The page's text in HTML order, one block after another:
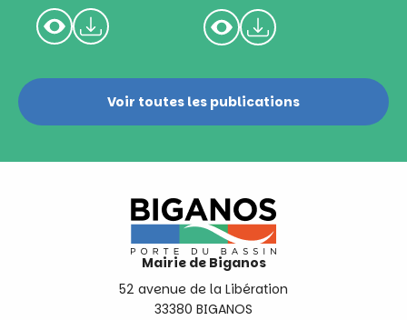
Voir toutes les publications
Mairie de Biganos
52 avenue de la Libération
33380 BIGANOS